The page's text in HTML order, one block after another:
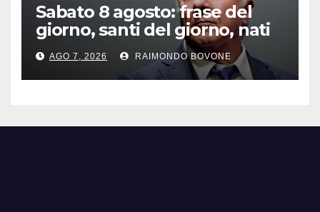
Sabato 8 agosto: frase del
giorno, santi del giorno, nati
famosi, accadde oggi
AGO 7, 2026 RAIMONDO BOVONE